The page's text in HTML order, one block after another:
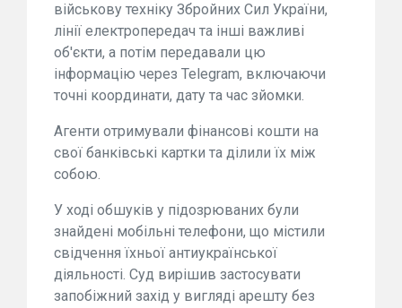
військову техніку Збройних Сил України,
лінії електропередач та інші важливі
об'єкти, а потім передавали цю
інформацію через Telegram, включаючи
точні координати, дату та час зйомки.
Агенти отримували фінансові кошти на
свої банківські картки та ділили їх між
собою.
У ході обшуків у підозрюваних були
знайдені мобільні телефони, що містили
свідчення їхньої антиукраїнської
діяльності. Суд вирішив застосувати
запобіжний захід у вигляді арешту без